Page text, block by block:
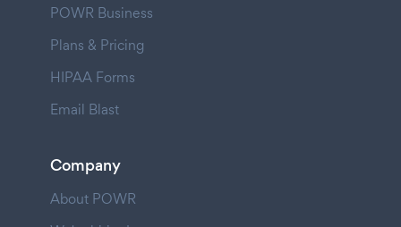
POWR Business
Plans & Pricing
HIPAA Forms
Email Blast
Company
About POWR